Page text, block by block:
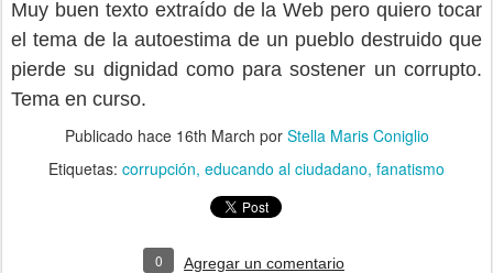
Muy buen texto extraído de la Web pero quiero tocar
el tema de la autoestima de un pueblo destruido que
pierde su dignidad como para sostener un corrupto.
Tema en curso.
Publicado hace 16th March por Stella Maris Coniglio
Etiquetas: corrupción educando al ciudadano fanatismo
0 Agregar un comentario